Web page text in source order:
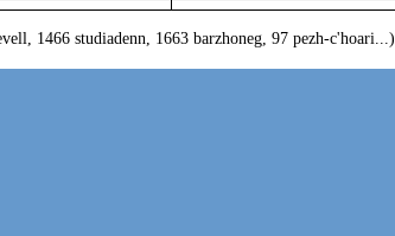
1466 studiadenn, 1663 barzhoneg, 97 pezh-c'hoari...)